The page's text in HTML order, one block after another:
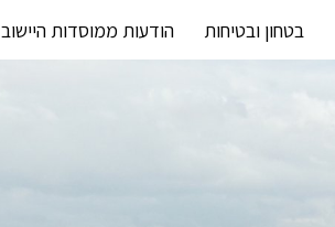
בטחון ובטיחות הודעות ממוסדות היישוב